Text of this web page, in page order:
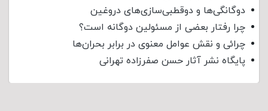
دوگانگی‌ها و دوقطبی‌سازی‌های دروغین
چرا رفتار بعضی از مسئولین دوگانه است؟
چرائی و نقش عوامل معنوی در برابر بحران‌ها
پایگاه نشر آثار حسن صفرزاده تهرانی